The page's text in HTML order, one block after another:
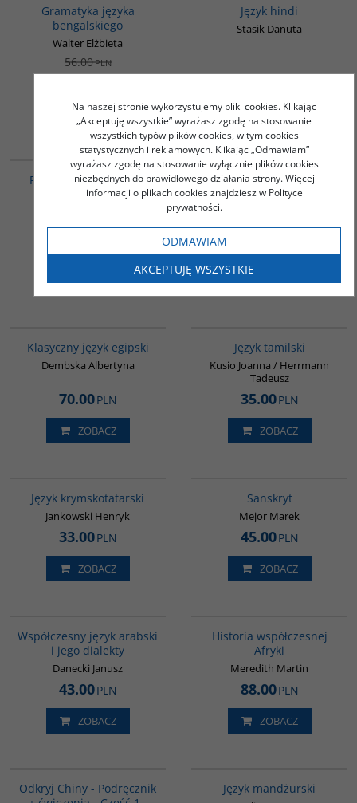
Gramatyka języka
bengalskiego
Walter Elżbieta
56.00PLN
32.00
ZOBACZ
Język hindi
Stasik Danuta
49.00
ZOBACZ
G246
Praktyczna gramatyka
języka japońskiego
PROMOCJA
Klasyczny język tybetański
Bareja-Starzyńska Agata /
42.00PLN
Klasyczny język egipski
Dembska Albertyna
70.00PLN
ZOBACZ
Język tamilski
Kusio Joanna / Herrmann
Tadeusz
35.00PLN
ZOBACZ
Język krymskotatarski
Jankowski Henryk
33.00PLN
ZOBACZ
Sanskryt
Mejor Marek
45.00PLN
ZOBACZ
Współczesny język arabski
i jego dialekty
Danecki Janusz
43.00PLN
ZOBACZ
Historia współczesnej
Afryki
Meredith Martin
88.00PLN
ZOBACZ
Odkryj Chiny - Podręcznik
Język mandżurski
Na naszej stronie wykorzystujemy pliki cookies. Klikając
„Akceptuję wszystkie” wyrażasz zgodę na stosowanie
wszystkich typów plików cookies, w tym cookies
statystycznych i reklamowych. Klikając „Odmawiam”
wyrażasz zgodę na stosowanie wyłącznie plików cookies
niezbędnych do prawidłowego działania strony. Więcej
informacji o plikach cookies znajdziesz w Polityce
prywatności.
ODMAWIAM
AKCEPTUJĘ WSZYSTKIE